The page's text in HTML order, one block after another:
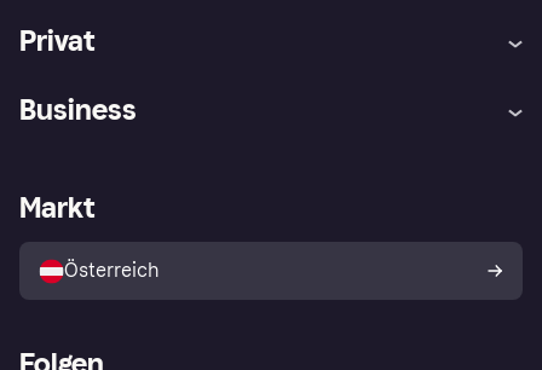
Privat
Shops entdecken
Business
Händlerportal
Markt
Österreich